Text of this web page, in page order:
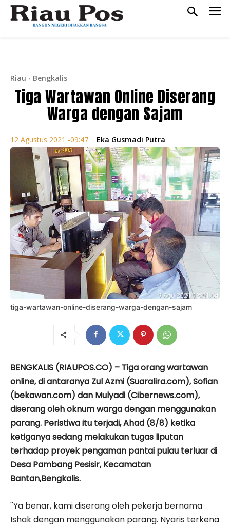
Riau Bengkalis
Tiga Wartawan Online Diserang
Warga dengan Sajam
12 Agustus 2021 -09:47 | Eka Gusmadi Putra
tiga-wartawan-online-diserang-warga-dengan-sajam
BENGKALIS (RIAUPOS.CO) – Tiga orang wartawan
online, di antaranya Zul Azmi (Suaralira.com), Sofian
(bekawan.com) dan Mulyadi (Cibernews.com),
diserang oleh oknum warga dengan menggunakan
parang. Peristiwa itu terjadi, Ahad (8/8) ketika
ketiganya sedang melakukan tugas liputan
terhadap proyek pengaman pantai pulau terluar di
Desa Pambang Pesisir, Kecamatan
Bantan,Bengkalis.
''Ya benar, kami diserang oleh pekerja bernama
Ishak dengan menggunakan parang. Nyaris terkena